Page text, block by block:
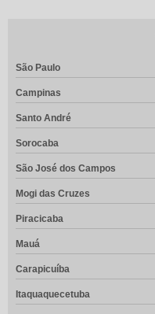
São Paulo
Campinas
Santo André
Sorocaba
São José dos Campos
Mogi das Cruzes
Piracicaba
Mauá
Carapicuíba
Itaquaquecetuba